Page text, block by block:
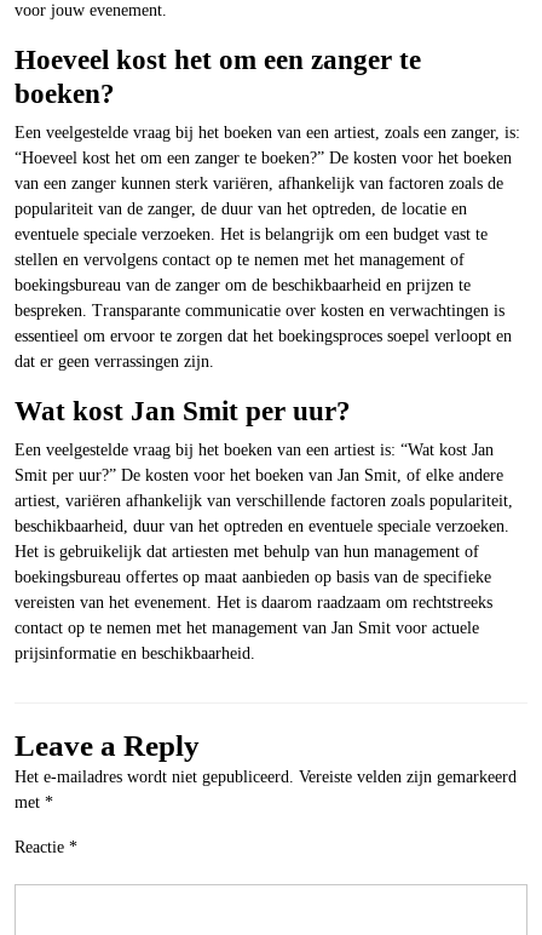
voor jouw evenement.
Hoeveel kost het om een zanger te
boeken?
Een veelgestelde vraag bij het boeken van een artiest, zoals een zanger, is:
“Hoeveel kost het om een zanger te boeken?” De kosten voor het boeken
van een zanger kunnen sterk variëren, afhankelijk van factoren zoals de
populariteit van de zanger, de duur van het optreden, de locatie en
eventuele speciale verzoeken. Het is belangrijk om een budget vast te
stellen en vervolgens contact op te nemen met het management of
boekingsbureau van de zanger om de beschikbaarheid en prijzen te
bespreken. Transparante communicatie over kosten en verwachtingen is
essentieel om ervoor te zorgen dat het boekingsproces soepel verloopt en
dat er geen verrassingen zijn.
Wat kost Jan Smit per uur?
Een veelgestelde vraag bij het boeken van een artiest is: “Wat kost Jan
Smit per uur?” De kosten voor het boeken van Jan Smit, of elke andere
artiest, variëren afhankelijk van verschillende factoren zoals populariteit,
beschikbaarheid, duur van het optreden en eventuele speciale verzoeken.
Het is gebruikelijk dat artiesten met behulp van hun management of
boekingsbureau offertes op maat aanbieden op basis van de specifieke
vereisten van het evenement. Het is daarom raadzaam om rechtstreeks
contact op te nemen met het management van Jan Smit voor actuele
prijsinformatie en beschikbaarheid.
Leave a Reply
Het e-mailadres wordt niet gepubliceerd. Vereiste velden zijn gemarkeerd
met *
Reactie *